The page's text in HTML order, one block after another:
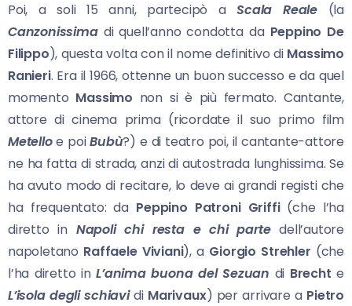
Poi, a soli 15 anni, partecipò aScala Reale(la
Canzonissimadi quell’anno condotta da Peppino De
Filippo), questa volta con il nome definitivo di Massimo
Ranieri. Era il 1966, ottenne un buon successo e da quel
momento Massimo non si è più fermato. Cantante,
attore di cinema prima (ricordate il suo primo film
Metelloe poiBubù?) e di teatro poi, il cantante-attore
ne ha fatta di strada, anzi di autostrada lunghissima. Se
ha avuto modo di recitare, lo deve ai grandi registi che
ha frequentato: da Peppino Patroni Griffi(che l’ha
diretto in Napoli chi resta e chi partedell’autore
napoletano Raffaele Viviani), a Giorgio Strehler (che
l’ha diretto inL’anima buona del Sezuan di Brecht e
L’isola degli schiavidi Marivaux) per arrivare a Pietro